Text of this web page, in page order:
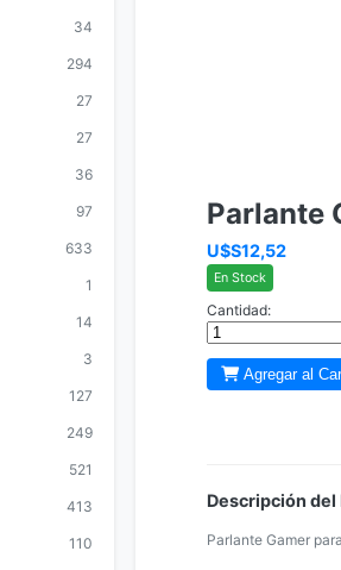
34
294
27
27
36
97
633
1
14
3
127
249
521
413
110
Parlante
U$S12,52
En Stock
Cantidad:
Agregar al
Descripción
Parlante Gamer